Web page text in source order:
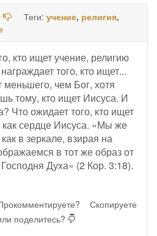
Теги: учение, религия,
кто ищет учение, религию
того, кто ищет...
чем Бог, хотя
тому, кто ищет Иисуса. И
Что ожидает того, кто ищет
сердце Иисуса. «Мы же
в зеркале, взирая на
в тот же образ от
Духа» (2 Кор. 3:18).
Скопируете
поделитесь?